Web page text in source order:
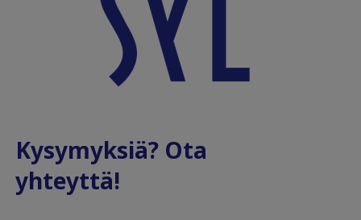
Kysymyksiä? Ota
yhteyttä!